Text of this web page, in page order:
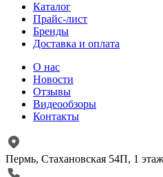
Каталог
Прайс-лист
Бренды
Доставка и оплата
О нас
Новости
Отзывы
Видеообзоры
Контакты
Пермь, Стахановская 54П, 1